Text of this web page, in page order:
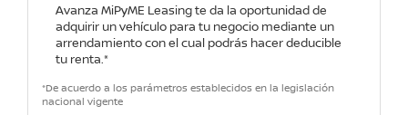
Avanza MiPyME Leasing te da la oportunidad de
adquirir un vehículo para tu negocio mediante un
arrendamiento con el cual podrás hacer deducible
tu renta.*
*De acuerdo a los parámetros establecidos en la legislación
nacional vigente